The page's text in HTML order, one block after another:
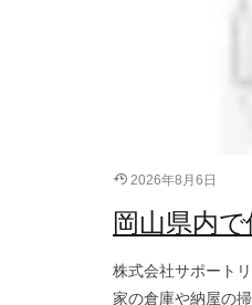
2026年8月6日
岡山県内
株式会社サポート
家の倉庫や納屋の